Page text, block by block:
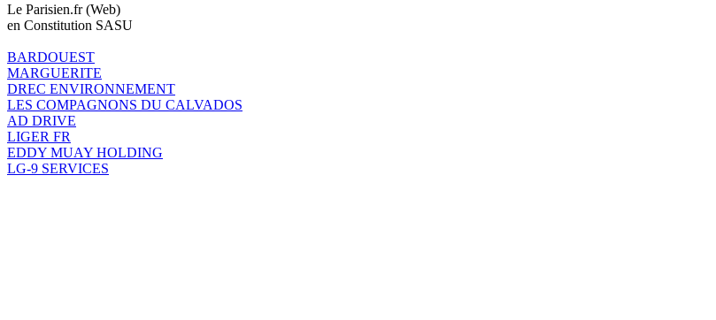
Le Parisien.fr (Web)
en Constitution SASU
BARDOUEST
MARGUERITE
DREC ENVIRONNEMENT
LES COMPAGNONS DU CALVADOS
AD DRIVE
LIGER FR
EDDY MUAY HOLDING
LG-9 SERVICES